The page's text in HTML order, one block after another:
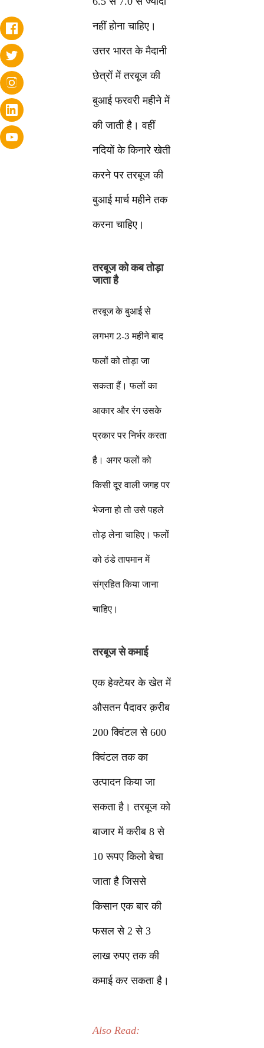
नहीं होना चाहिए।
उत्तर भारत के मैदानी
छेत्रों में तरबूज की
बुआई फरवरी महीने में
की जाती है। वहीं
नदियों के किनारे खेती
करने पर तरबूज की
बुआई मार्च महीने तक
करना चाहिए।
तरबूज को कब तोड़ा
जाता है
तरबूज के बुआई से
लगभग 2-3 महीने बाद
फलों को तोड़ा जा
सकता हैं। फलों का
आकार और रंग उसके
प्रकार पर निर्भर करता
है। अगर फलों को
किसी दूर वाली जगह पर
भेजना हो तो उसे पहले
तोड़ लेना चाहिए। फलों
को ठंडे तापमान में
संग्रहित किया जाना
चाहिए।
तरबूज से कमाई
एक हेक्टेयर के खेत में
औसतन पैदावर क़रीब
200 क्विंटल से 600
क्विंटल तक का
उत्पादन किया जा
सकता है। तरबूज को
बाजार में करीब 8 से
10 रूपए किलो बेचा
जाता है जिससे
किसान एक बार की
फसल से 2 से 3
लाख रुपए तक की
कमाई कर सकता है।
Also Read: